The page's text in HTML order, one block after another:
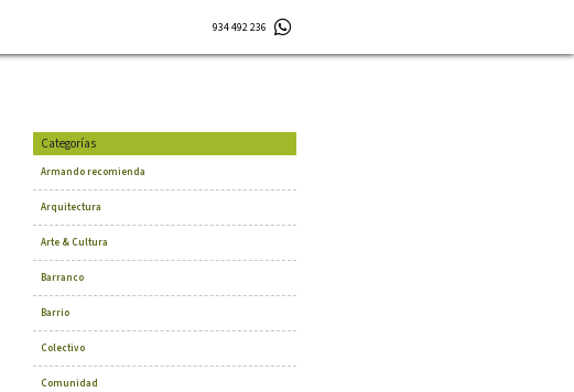
934 492 236
Categorías
Armando recomienda
Arquitectura
Arte & Cultura
Barranco
Barrio
Colectivo
Comunidad